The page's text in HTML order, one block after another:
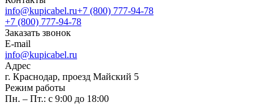
info@kupicabel.ru+7 (800) 777-94-78
+7 (800) 777-94-78
Заказать звонок
E-mail
info@kupicabel.ru
Адрес
г. Краснодар, проезд Майский 5
Режим работы
Пн. – Пт.: с 9:00 до 18:00